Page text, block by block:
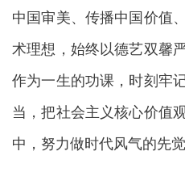
中国审美、传播中国价值
术理想，始终以德艺双馨
作为一生的功课，时刻牢
当，把社会主义核心价值
中，努力做时代风气的先